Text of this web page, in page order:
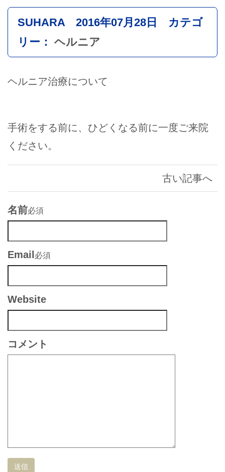
SUHARA 2016年07月28日 カテゴ
リー： ヘルニア
ヘルニア治療について
手術をする前に、ひどくなる前に一度ご来院
ください。
古い記事へ
名前必須
Email 必須
Website
コメント